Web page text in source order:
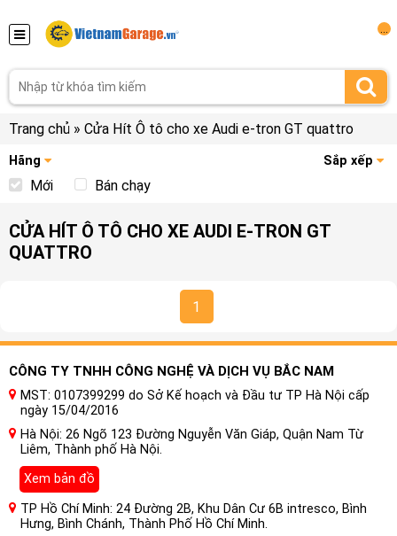
Trang chủ » Cửa Hít Ô tô cho xe Audi e-tron GT quattro
Hãng Sắp xếp
Mới Bán chạy
CỬA HÍT Ô TÔ CHO XE AUDI E-TRON GT
QUATTRO
1
CÔNG TY TNHH CÔNG NGHỆ VÀ DỊCH VỤ BẮC NAM
MST: 0107399299 do Sở Kế hoạch và Đầu tư TP Hà Nội cấp
ngày 15/04/2016
Hà Nội: 26 Ngõ 123 Đường Nguyễn Văn Giáp, Quận Nam Từ
Liêm, Thành phố Hà Nội.
Xem bản đồ
TP Hồ Chí Minh: 24 Đường 2B, Khu Dân Cư 6B intresco, Bình
Hưng, Bình Chánh, Thành Phố Hồ Chí Minh.